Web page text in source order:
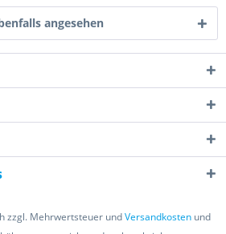
angesehen
zzgl. Mehrwertsteuer undVersandkostenund